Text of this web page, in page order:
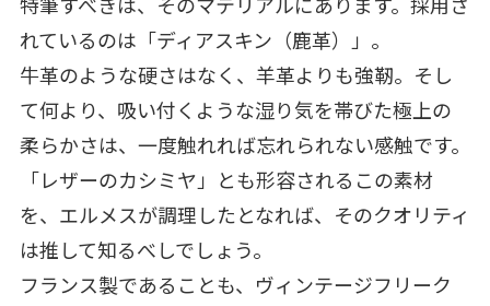
れているのは「ディアスキン（鹿革）」。
牛革のような硬さはなく、羊革よりも強靭。そし
て何より、吸い付くような湿り気を帯びた極上の
柔らかさは、一度触れれば忘れられない感触です。
「レザーのカシミヤ」とも形容されるこの素材
を、エルメスが調理したとなれば、そのクオリティ
は推して知るべしでしょう。
フランス製であることも、ヴィンテージフリーク